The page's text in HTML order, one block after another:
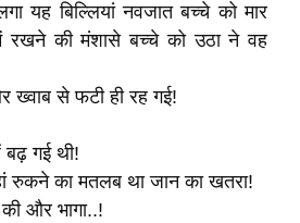
यह बिल्लियां नवजात बच्चे को मार
रखने की मंशासे बच्चे को उठा ने वह
से फटी ही रह गई!
बढ़ गई थी!
रुकने का मतलब था जान का खतरा!
और भागा..!